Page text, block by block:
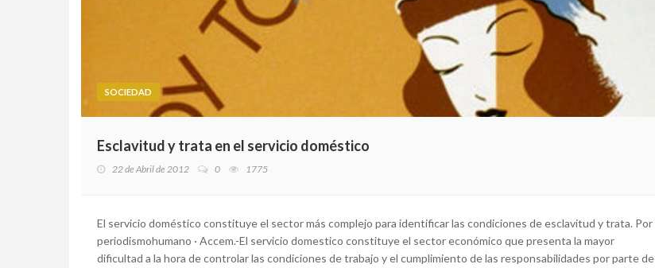
SOCIEDAD
Esclavitud y trata en el servicio doméstico
22 de Abril de 2012 0 1775
El servicio doméstico constituye el sector más complejo para identificar las condiciones de esclavitud y trata. Por
periodismohumano · Accem.-El servicio domestico constituye el sector económico que presenta la mayor
dificultad a la hora de controlar las condiciones de trabajo y el cumplimiento de las responsabilidades por parte de